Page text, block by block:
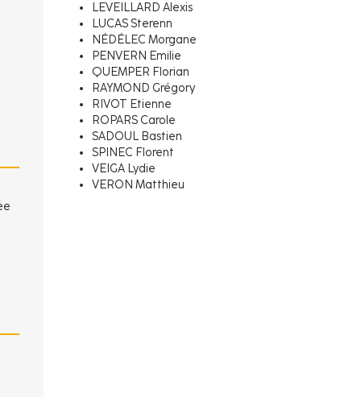
LEVEILLARD Alexis
LUCAS Sterenn
NÉDÉLEC Morgane
PENVERN Emilie
QUEMPER Florian
RAYMOND Grégory
RIVOT Etienne
ROPARS Carole
SADOUL Bastien
SPINEC Florent
VEIGA Lydie
VERON Matthieu